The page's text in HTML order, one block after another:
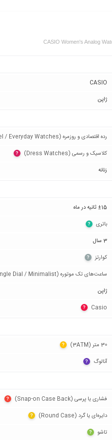
CASIO Women's Analog
CASIO
ژاپن
رده اقتصادی و روزمره (Entry-Level / Everyday Watches)‏
کلاسیک و رسمی (Dress Watches)‏ ?
زنانه
±15 ثانیه در ماه
باتری‏ ?
3 سال
کوارتز‏ ?
ساعت‌های تک موتوره (Single Dial / Minimalist)‏
ژاپن
Casio‏
?
30 متر (3ATM)‏ ?
آنالوگ‏ ?
فشاری یا پرسی (Snap-on Case Back)‏ ?
دایره‌ای یا گرد (Round Case)‏ ?
تاشو‏ ?